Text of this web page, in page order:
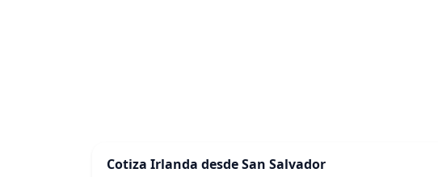
Cotiza Irlanda desde San Salvador